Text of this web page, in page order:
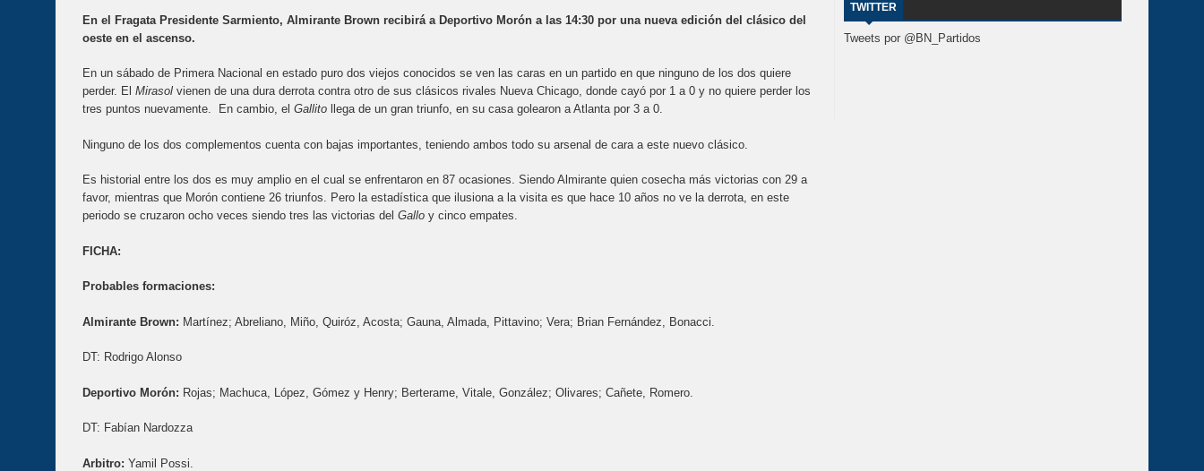
En el Fragata Presidente Sarmiento, Almirante Brown recibirá a Deportivo Morón a las 14:30 por una nueva edición del clásico del
oeste en el ascenso.
En un sábado de Primera Nacional en estado puro dos viejos conocidos se ven las caras en un partido en que ninguno de los dos quiere
perder. El Mirasol vienen de una dura derrota contra otro de sus clásicos rivales Nueva Chicago, donde cayó por 1 a 0 y no quiere perder los
tres puntos nuevamente. En cambio, el Gallito llega de un gran triunfo, en su casa golearon a Atlanta por 3 a 0.
Ninguno de los dos complementos cuenta con bajas importantes, teniendo ambos todo su arsenal de cara a este nuevo clásico.
Es historial entre los dos es muy amplio en el cual se enfrentaron en 87 ocasiones. Siendo Almirante quien cosecha más victorias con 29 a
favor, mientras que Morón contiene 26 triunfos. Pero la estadística que ilusiona a la visita es que hace 10 años no ve la derrota, en este
periodo se cruzaron ocho veces siendo tres las victorias del Gallo y cinco empates.
FICHA:
Probables formaciones:
Almirante Brown: Martínez; Abreliano, Miño, Quiróz, Acosta; Gauna, Almada, Pittavino; Vera; Brian Fernández, Bonacci.
DT: Rodrigo Alonso
Deportivo Morón: Rojas; Machuca, López, Gómez y Henry; Berterame, Vitale, González; Olivares; Cañete, Romero.
DT: Fabían Nardozza
Arbitro: Yamil Possi.
TWITTER
Tweets por @BN_Partidos